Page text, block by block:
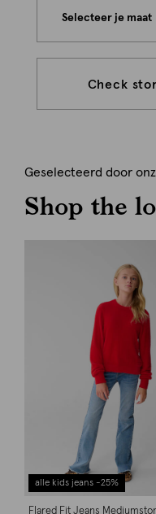
Selecteer je maat
Check
Geselecteerd door
Shop the
alle kids jeans -25%
Flared Fit Jeans